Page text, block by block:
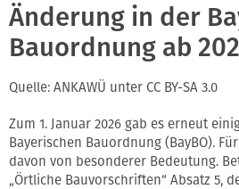
Änderung in der
Bauordnung ab
Quelle: ANKAWÜ unter CC BY-SA 3.0
Zum 1. Januar 2026 gab es erneut
Bayerischen Bauordnung (BayBO).
davon von besonderer Bedeutung.
„Örtliche Bauvorschriften“ Absatz 5,